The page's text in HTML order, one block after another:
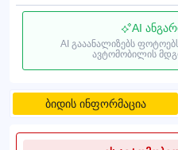
AI
AI გააანალიზებს
ავტომობილის
ბიდის ინფორმაცია